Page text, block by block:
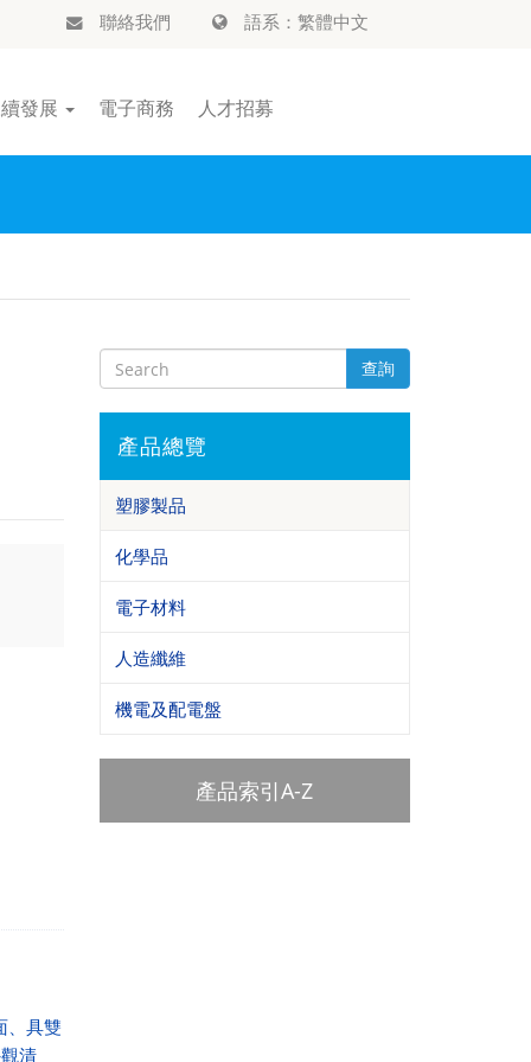
聯絡我們 語系：繁體中文
發展 電子商務 人才招募
、具雙
清
查詢
產品總覽
塑膠製品
化學品
電子材料
人造纖維
機電及配電盤
產品索引A-Z